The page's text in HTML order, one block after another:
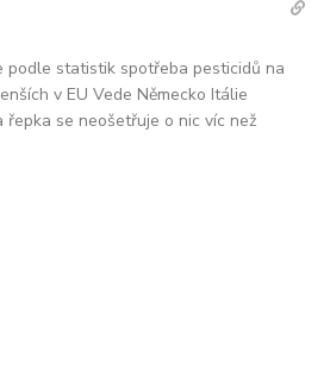
podle statistik spotřeba pesticidů na
v EU Vede Německo Itálie
řepka se neošetřuje o nic víc než